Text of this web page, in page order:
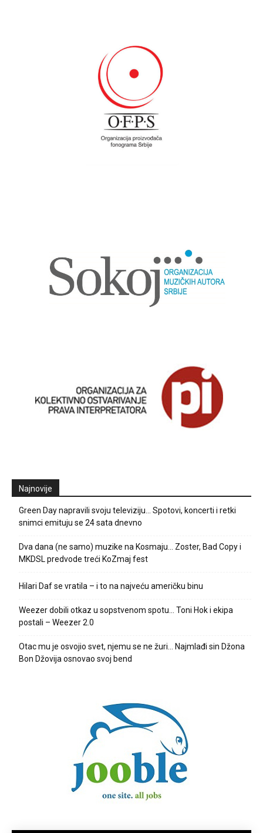
Najnovije
Green Day napravili svoju televiziju… Spotovi, koncerti i retki
snimci emituju se 24 sata dnevno
Dva dana (ne samo) muzike na Kosmaju… Zoster, Bad Copy i
MKDSL predvode treći KoZmaj fest
Hilari Daf se vratila – i to na najveću američku binu
Weezer dobili otkaz u sopstvenom spotu… Toni Hok i ekipa
postali – Weezer 2.0
Otac mu je osvojio svet, njemu se ne žuri… Najmlađi sin Džona
Bon Džovija osnovao svoj bend